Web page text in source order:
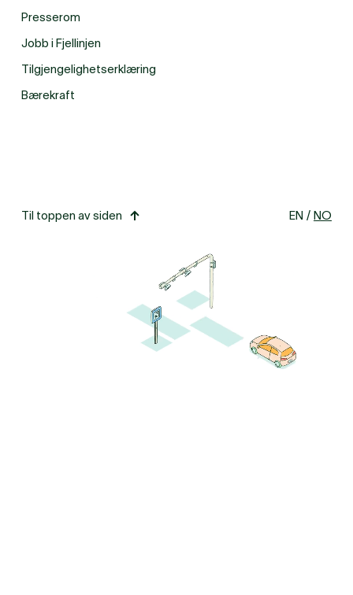
Presserom
Jobb i Fjellinjen
Tilgjengelighetserklæring
Bærekraft
Til toppen av siden EN / NO